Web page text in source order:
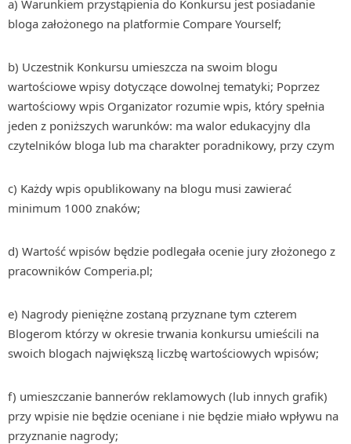
a) Warunkiem przystąpienia do Konkursu jest posiadanie
bloga założonego na platformie Compare Yourself;
b) Uczestnik Konkursu umieszcza na swoim blogu
wartościowe wpisy dotyczące dowolnej tematyki; Poprzez
wartościowy wpis Organizator rozumie wpis, który spełnia
jeden z poniższych warunków: ma walor edukacyjny dla
czytelników bloga lub ma charakter poradnikowy, przy czym
c) Każdy wpis opublikowany na blogu musi zawierać
minimum 1000 znaków;
d) Wartość wpisów będzie podlegała ocenie jury złożonego z
pracowników Comperia.pl;
e) Nagrody pieniężne zostaną przyznane tym czterem
Blogerom którzy w okresie trwania konkursu umieścili na
swoich blogach największą liczbę wartościowych wpisów;
f) umieszczanie bannerów reklamowych (lub innych grafik)
przy wpisie nie będzie oceniane i nie będzie miało wpływu na
przyznanie nagrody;